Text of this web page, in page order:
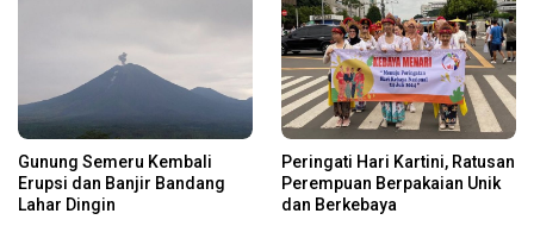
Gunung Semeru Kembali
Erupsi dan Banjir Bandang
Lahar Dingin
Peringati Hari Kartini, Ratusan
Perempuan Berpakaian Unik
dan Berkebaya